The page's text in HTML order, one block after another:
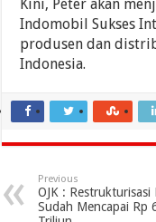
Kini, Peter akan
Indomobil Sukses
produsen dan
Indonesia.
Previous
OJK : Restrukturisasi
Sudah Mencapai Rp